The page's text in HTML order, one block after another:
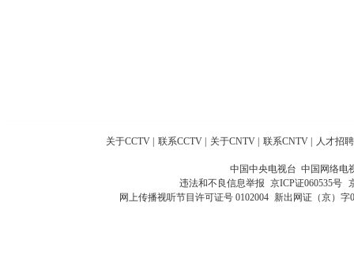
关于CCTV 联系CCTV 关于CNTV 联系CNTV 人才招聘
中国中央电视台 中国网络电
违法和不良信息举报 京ICP证060535号
网上传播视听节目许可证号 0102004 新出网证（京）